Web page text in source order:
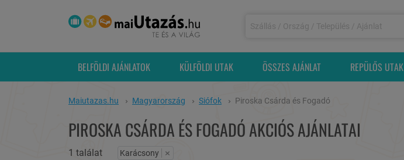
BELFÖLDI AJÁNLATOK KÜLFÖLDI UTAK ÖSSZES AJÁNLAT REPÜLŐS UTAK
Maiutazas.hu Magyarország Siófok Piroska Csárda és Fogadó
PIROSKA CSÁRDA ÉS FOGADÓ AKCIÓS AJÁNLATAI
1 találat Karácsony ×